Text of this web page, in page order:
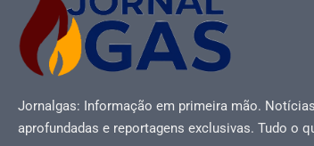
Jornalgas: Informação em primeira mão.
aprofundadas e reportagens exclusivas. Tudo o